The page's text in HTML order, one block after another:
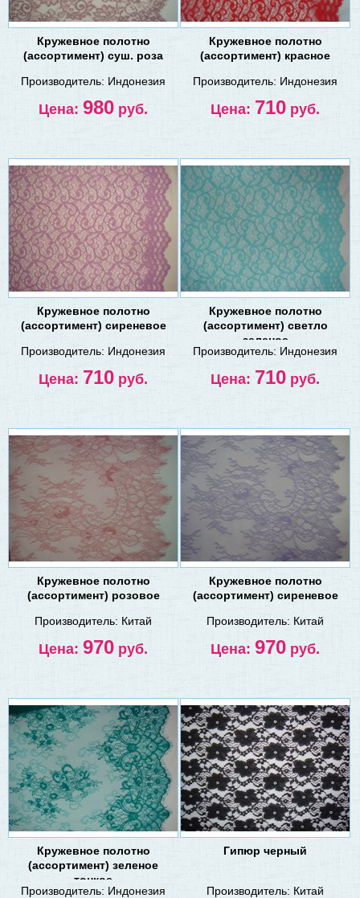
Кружевное полотно
(ассортимент) суш. роза
Производитель: Индонезия
Цена: 980 руб.
Кружевное полотно
(ассортимент) красное
Производитель: Индонезия
Цена: 710 руб.
Кружевное полотно
(ассортимент) сиреневое
Производитель: Индонезия
Цена: 710 руб.
Кружевное полотно
(ассортимент) светло
зеленое
Производитель: Индонезия
Цена: 710 руб.
Кружевное полотно
(ассортимент) розовое
Производитель: Китай
Цена: 970 руб.
Кружевное полотно
(ассортимент) сиреневое
Производитель: Китай
Цена: 970 руб.
Кружевное полотно
(ассортимент) зеленое
тонкое
Производитель: Индонезия
Гипюр черный
Производитель: Китай